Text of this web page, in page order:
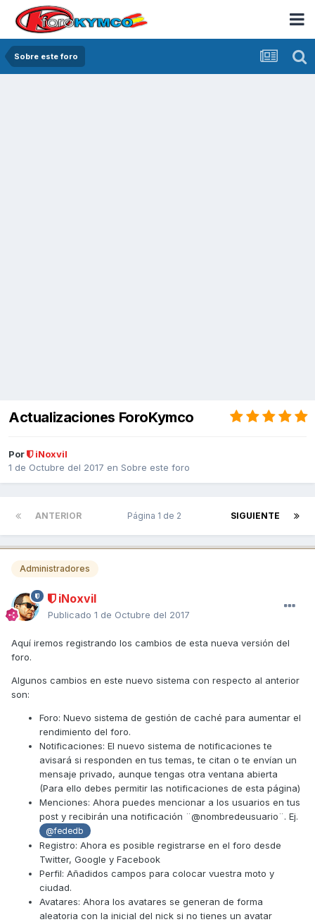
Sobre este foro
Actualizaciones ForoKymco
Por
iNoxvil
1 de Octubre del 2017 en Sobre este foro
ANTERIOR SIGUIENTE
Página 1 de 2
Administradores
iNoxvil
Publicado 1 de Octubre del 2017
Aquí iremos registrando los cambios de esta nueva versión del
foro.
Algunos cambios en este nuevo sistema con respecto al anterior
son:
Foro: Nuevo sistema de gestión de caché para aumentar el
rendimiento del foro.
Notificaciones: El nuevo sistema de notificaciones te
avisará si responden en tus temas, te citan o te envían un
mensaje privado, aunque tengas otra ventana abierta
(Para ello debes permitir las notificaciones de esta página)
Menciones: Ahora puedes mencionar a los usuarios en tus
post y recibirán una notificación ¨@nombredeusuario¨. Ej.
@fededb
Registro: Ahora es posible registrarse en el foro desde
Twitter, Google y Facebook
Perfil: Añadidos campos para colocar vuestra moto y
ciudad.
Avatares: Ahora los avatares se generan de forma
aleatoria con la inicial del nick si no tienes un avatar